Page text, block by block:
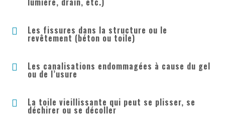
 Les fissures dans la structure ou le
revêtement (béton ou toile)
 Les canalisations endommagées à cause du gel
ou de l’usure
 La toile vieillissante qui peut se plisser, se
déchirer ou se décoller